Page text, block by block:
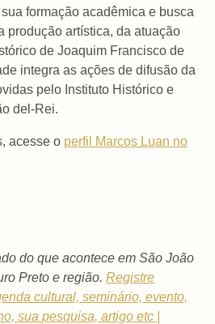
formação acadêmica e busca
produção artística, da atuação
de Joaquim Francisco de
integra as ações de difusão da
pelo Instituto Histórico e
del-Rei.
acesse o perfil Marcos Luan no
do que acontece em São João
Preto e região.Registre
cultural, seminário, evento,
sua pesquisa, artigo etc |